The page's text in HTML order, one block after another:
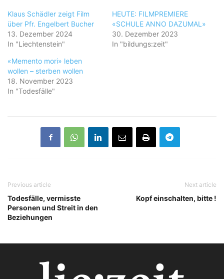
Klaus Schädler zeigt Film
über Pfr. Engelbert Bucher
13. Dezember 2024
In "Liechtenstein"
HEUTE: FILMPREMIERE
«SCHULE ANNO DAZUMAL»
30. Dezember 2023
In "bildungs:zeit"
«Memento mori» leben
wollen – sterben wollen
18. November 2023
In "Todesfälle"
Previous article
Todesfälle, vermisste
Personen und Streit in den
Beziehungen
Next article
Kopf einschalten, bitte !